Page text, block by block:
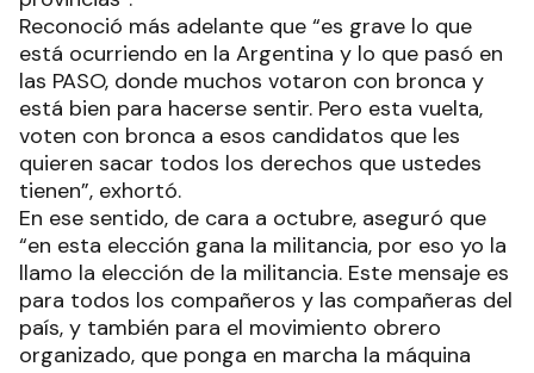
Reconoció más adelante que “es grave lo que
está ocurriendo en la Argentina y lo que pasó en
las PASO, donde muchos votaron con bronca y
está bien para hacerse sentir. Pero esta vuelta,
voten con bronca a esos candidatos que les
quieren sacar todos los derechos que ustedes
tienen”, exhortó.
En ese sentido, de cara a octubre, aseguró que
“en esta elección gana la militancia, por eso yo la
llamo la elección de la militancia. Este mensaje es
para todos los compañeros y las compañeras del
país, y también para el movimiento obrero
organizado, que ponga en marcha la máquina